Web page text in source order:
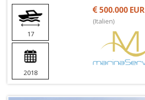
17
2018
500.000 EUR
(Italien)